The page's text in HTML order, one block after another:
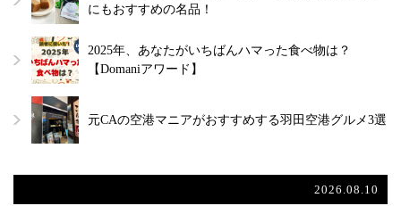
にもおすすめの名品！
2025年、あなたがいちばんハマった食べ物は？
【Domaniアワード】
元CAの空港マニアがおすすめする羽田空港グルメ3選
2026.08.10